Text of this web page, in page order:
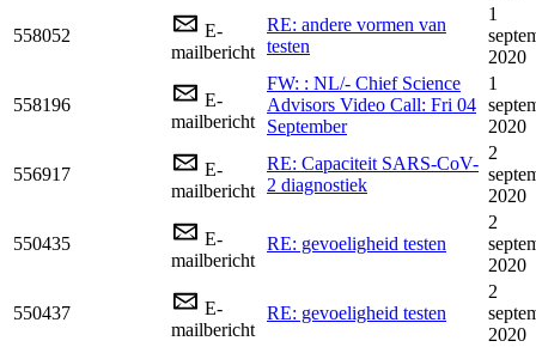
558052
E-
mailbericht
RE: andere vormen van
testen
1
2020
558196
E-
mailbericht
FW: : NL/- Chief Science
Advisors Video Call: Fri 04
September
1
2020
556917
E-
mailbericht
RE: Capaciteit SARS-CoV-
2 diagnostiek
2
2020
550435
E-
mailbericht
RE: gevoeligheid testen
2
2020
550437
E-
mailbericht
RE: gevoeligheid testen
2
2020